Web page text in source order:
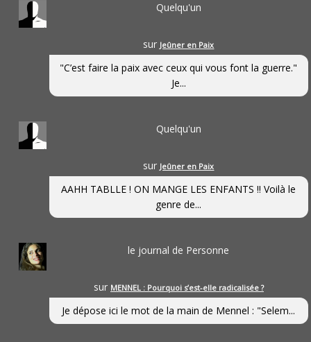
Quelqu'un
sur Jeûner en Paix
"C’est faire la paix avec ceux qui vous font la guerre."
Je...
Quelqu'un
sur Jeûner en Paix
AAHH TABLLE ! ON MANGE LES ENFANTS !! Voilà le
genre de...
le journal de Personne
sur MENNEL : Pourquoi s’est-elle radicalisée ?
Je dépose ici le mot de la main de Mennel : "Selem...